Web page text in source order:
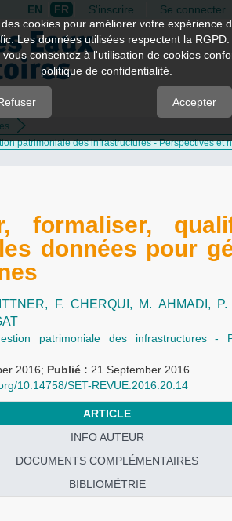
EN FR S'inscrire Se connecter
patrimoniale des infrastructures - Perspectives et
formaliser,
données pour
F. CHERQUI, M. AHMADI,
patrimoniale des infrastructures -
2016; Publié : 21 September 2016
10.14758/SET-REVUE.2016.20.14
ARTICLE
INFO AUTEUR
DOCUMENTS COMPLÉMENTAIRES
BIBLIOMÉTRIE
cookies pour améliorer votre expérience
Les données utilisées respectent la
consentez à l'utilisation de cookies
politique de confidentialité.
Accepter